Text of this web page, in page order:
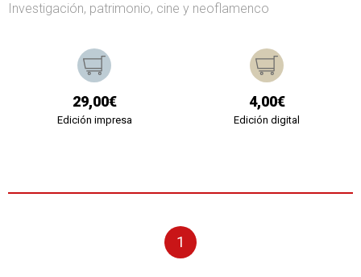
Investigación, patrimonio, cine y neoflamenco
29,00€
Edición impresa
4,00€
Edición digital
1